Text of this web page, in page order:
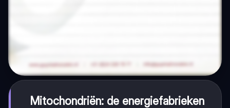
Mitochondriën: de energiefabrieken